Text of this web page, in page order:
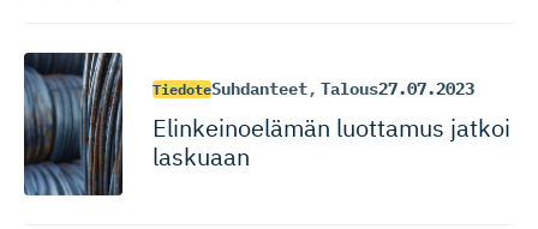
TiedoteSuhdanteet, Talous27.07.2023
Elinkeinoelämän luottamus jatkoi
laskuaan